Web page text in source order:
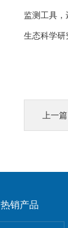
监测工具
生态科学研
上一
热销产品